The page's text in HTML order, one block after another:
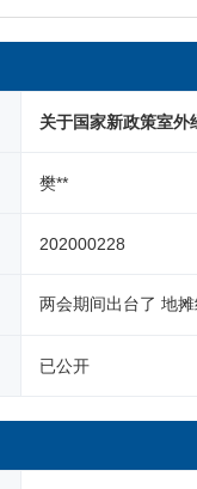
关于国家新政策室外
樊**
202000228
两会期间出台了 地
已公开